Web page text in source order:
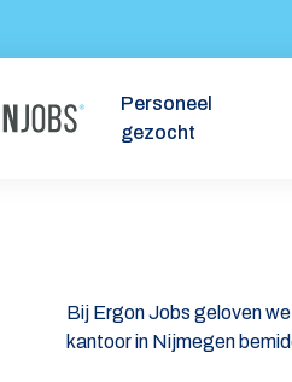
Personeel
gezocht
Bij Ergon Jobs geloven
kantoor in Nijmegen